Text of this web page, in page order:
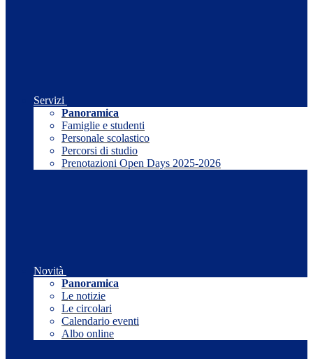
Servizi
Panoramica
Famiglie e studenti
Personale scolastico
Percorsi di studio
Prenotazioni Open Days 2025-2026
Novità
Panoramica
Le notizie
Le circolari
Calendario eventi
Albo online